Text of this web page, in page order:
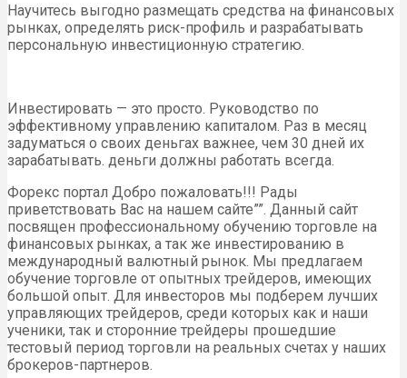
Научитесь выгодно размещать средства на финансовых
рынках, определять риск-профиль и разрабатывать
персональную инвестиционную стратегию.
Инвестировать — это просто. Руководство по
эффективному управлению капиталом. Раз в месяц
задуматься о своих деньгах важнее, чем 30 дней их
зарабатывать. деньги должны работать всегда.
Форекс портал Добро пожаловать!!! Рады
приветствовать Вас на нашем сайте””. Данный сайт
посвящен профессиональному обучению торговле на
финансовых рынках, а так же инвестированию в
международный валютный рынок. Мы предлагаем
обучение торговле от опытных трейдеров, имеющих
большой опыт. Для инвесторов мы подберем лучших
управляющих трейдеров, среди которых как и наши
ученики, так и сторонние трейдеры прошедшие
тестовый период торговли на реальных счетах у наших
брокеров-партнеров.